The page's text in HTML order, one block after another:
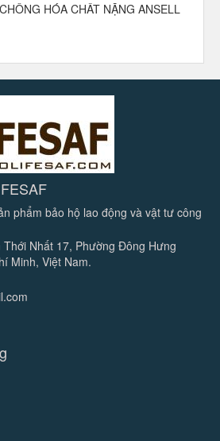
HÓA CHẤT NẶNG ANSELL
phẩm bảo hộ lao động và vật tư công
Nhất 17, Phường Đông Hưng
Minh, Việt Nam.